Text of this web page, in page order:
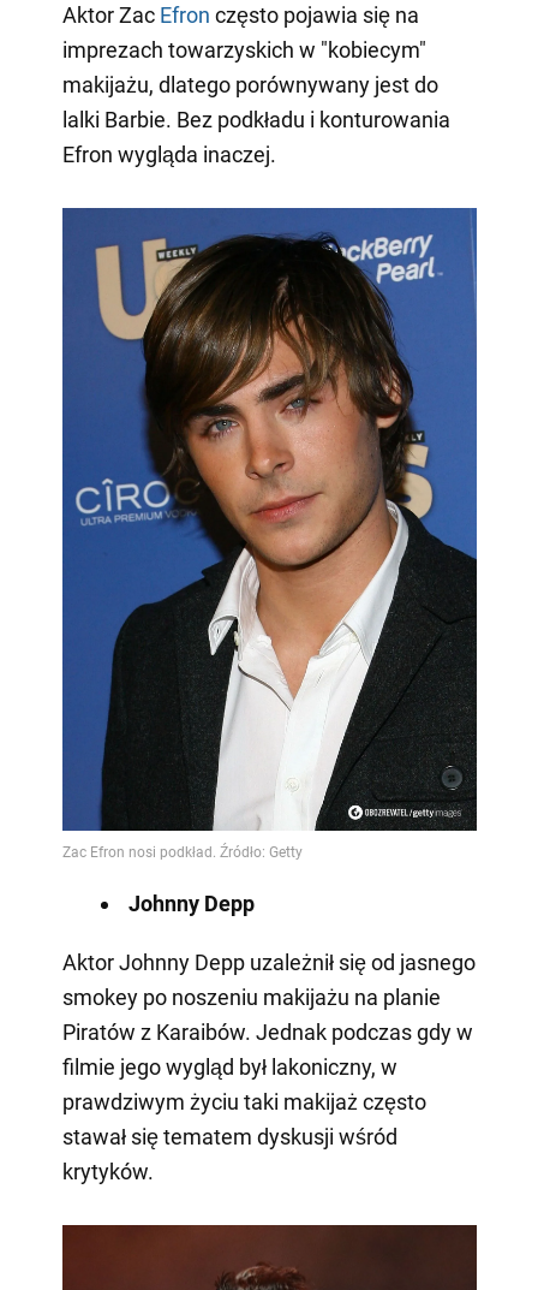
Aktor Zac Efron często pojawia się na
imprezach towarzyskich w "kobiecym"
makijażu, dlatego porównywany jest do
lalki Barbie. Bez podkładu i konturowania
Efron wygląda inaczej.
Johnny Depp
Aktor Johnny Depp uzależnił się od jasnego
smokey po noszeniu makijażu na planie
Piratów z Karaibów. Jednak podczas gdy w
filmie jego wygląd był lakoniczny, w
prawdziwym życiu taki makijaż często
stawał się tematem dyskusji wśród
krytyków.